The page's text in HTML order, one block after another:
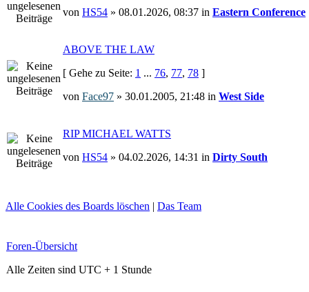
von HS54 » 08.01.2026, 08:37 in Eastern Conference
ABOVE THE LAW
[ Gehe zu Seite: 1 ... 76, 77, 78 ]
von Face97 » 30.01.2005, 21:48 in West Side
RIP MICHAEL WATTS
von HS54 » 04.02.2026, 14:31 in Dirty South
Alle Cookies des Boards löschen | Das Team
Foren-Übersicht
Alle Zeiten sind UTC + 1 Stunde